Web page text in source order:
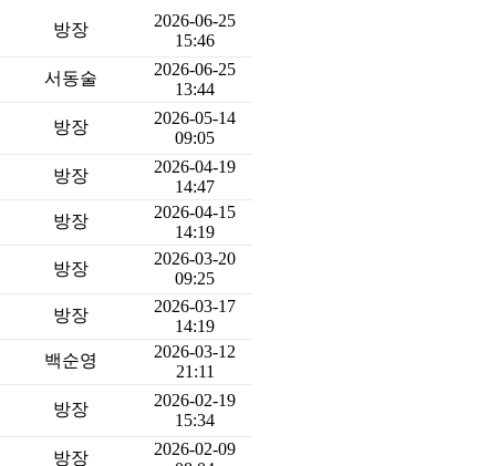
방장
2026-06-25
15:46
서동술
2026-06-25
13:44
방장
2026-05-14
09:05
방장
2026-04-19
14:47
방장
2026-04-15
14:19
방장
2026-03-20
09:25
방장
2026-03-17
14:19
백순영
2026-03-12
21:11
방장
2026-02-19
15:34
방장
2026-02-09